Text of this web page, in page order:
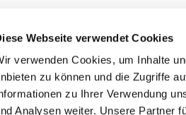
Webseite verwendet Cookies
verwenden Cookies, um Inhalte
zu können und die Zugriffe
zu Ihrer Verwendung
Analysen weiter. Unsere Partner
und